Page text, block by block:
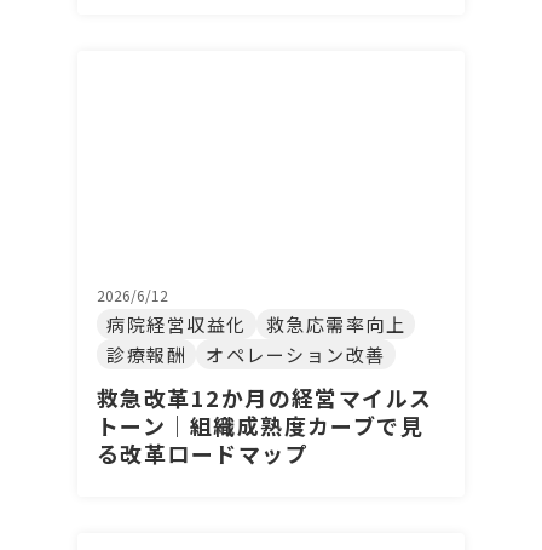
2026/6/12
病院経営収益化
救急応需率向上
診療報酬
オペレーション改善
救急改革12か月の経営マイルス
トーン｜組織成熟度カーブで見
る改革ロードマップ